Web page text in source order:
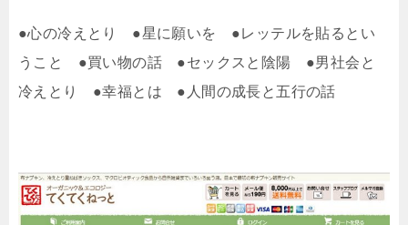
●心の冷えとり ●星に願いを ●レッテルを貼るとい
うこと ●買い物の話 ●セックスと陰陽 ●男社会と
冷えとり ●幸福とは ●人間の成長と五行の話